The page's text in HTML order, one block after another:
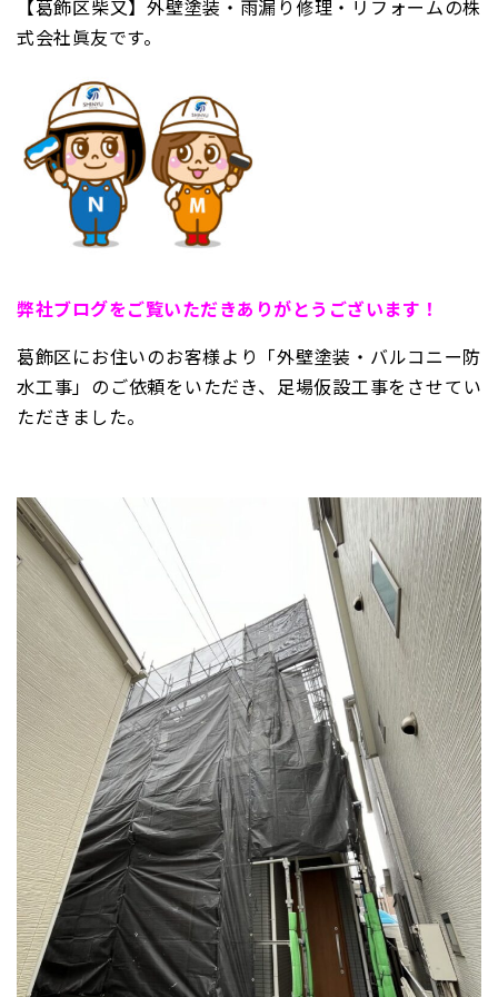
【葛飾区柴又】外壁塗装・雨漏り修理・リフォームの株
式会社眞友です。
弊社ブログをご覧いただきありがとうございます！
葛飾区にお住いのお客様より「外壁塗装・バルコニー防
水工事」のご依頼をいただき、足場仮設工事をさせてい
ただきました。